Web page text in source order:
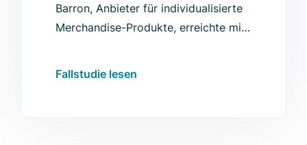
Barron, Anbieter für individualisierte
Merchandise-Produkte, erreichte mit
Fallstudie lesen